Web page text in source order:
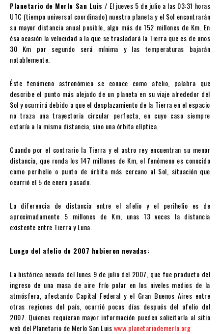
Planetario de Merlo San Luis/ El jueves 5 de julio a las 03:31 horas
UTC (tiempo universal coordinado) nuestro planeta y el Sol encontrarán
su mayor distancia anual posible, algo más de 152 millones de Km. En
ésa ocasión la velocidad a la que se trasladará la Tierra que es de unos
30 Km por segundo será mínima y las temperaturas bajarán
notablemente.
Éste fenómeno astronómico se conoce como afelio, palabra que
describe el punto más alejado de un planeta en su viaje alrededor del
Sol y ocurrirá debido a que el desplazamiento de la Tierra en el espacio
no traza una trayectoria circular perfecta, en cuyo caso siempre
estaría a la misma distancia, sino una órbita elíptica.
Cuando por el contrario la Tierra y el astro rey encuentran su menor
distancia, que ronda los 147 millones de Km, el fenómeno es conocido
como perihelio o punto de órbita más cercano al Sol, situación que
ocurrió el 5 de enero pasado.
La diferencia de distancia entre el afelio y el perihelio es de
aproximadamente 5 millones de Km, unas 13 veces la distancia
existente entre Tierra y Luna.
Luego del afelio de 2007 hubieron nevadas:
La histórica nevada del lunes 9 de julio del 2007, que fue producto del
ingreso de una masa de aire frío polar en los niveles medios de la
atmósfera, afectando Capital Federal y el Gran Buenos Aires entre
otras regiones del país, ocurrió pocos días después del afelio del
2007. Quienes requieran mayor información pueden solicitarla al sitio
web del Planetario de Merlo San Luiswww.planetariodemerlo.org